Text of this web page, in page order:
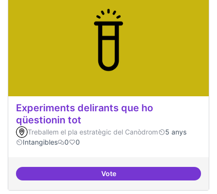
Experiments delirants que ho
qüestionin tot
Treballem el pla estratègic del Canòdrom
5 anys
Intangibles
0 0
VoteExperiments delirants que ho